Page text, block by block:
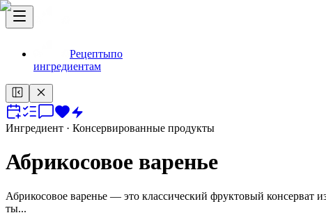
Рецептыпо
ингредиентам
Ингредиент · Консервированные продукты
Абрикосовое варенье
Абрикосовое варенье — это классический фруктовый
ты...